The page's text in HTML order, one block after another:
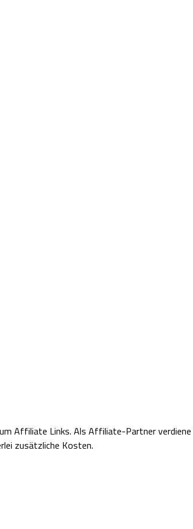
Affiliate Links. Als Affiliate-Partner
zusätzliche Kosten.